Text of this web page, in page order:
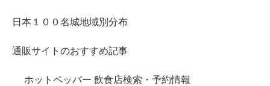
日本１００名城地域別分布
通販サイトのおすすめ記事
ホットペッパー 飲食店検索・予約情報